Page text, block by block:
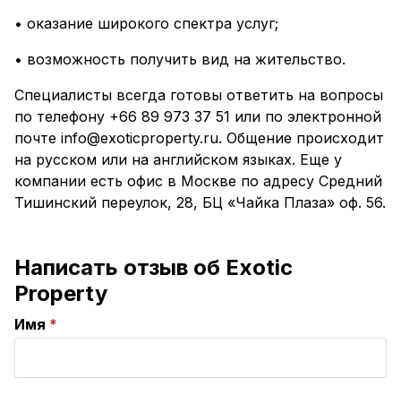
• оказание широкого спектра услуг;
• возможность получить вид на жительство.
Специалисты всегда готовы ответить на вопросы
по телефону +66 89 973 37 51 или по электронной
почте info@exoticproperty.ru. Общение происходит
на русском или на английском языках. Еще у
компании есть офис в Москве по адресу Средний
Тишинский переулок, 28, БЦ «Чайка Плаза» оф. 56.
Написать отзыв об Exotic
Property
Имя